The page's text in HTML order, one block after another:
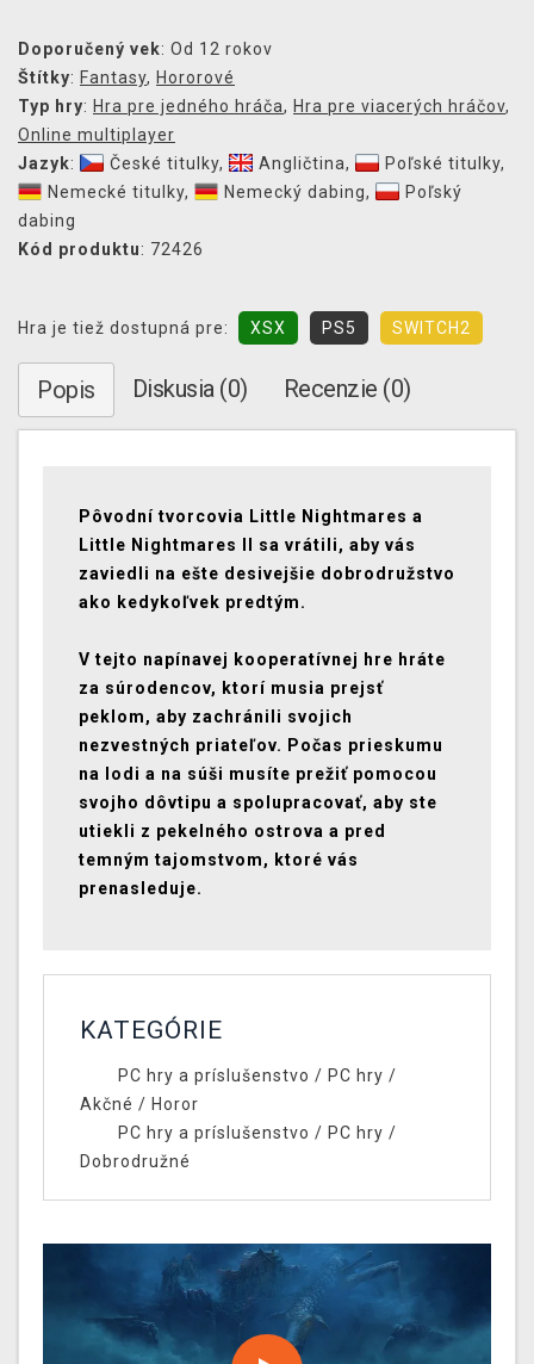
Doporučený vek: Od 12 rokov
Štítky: Fantasy, Hororové
Typ hry: Hra pre jedného hráča, Hra pre viacerých hráčov,
Online multiplayer
Jazyk: České titulky, Angličtina, Poľské titulky,
Nemecké titulky, Nemecký dabing,
Poľský
dabing
Kód produktu: 72426
Hra je tiež dostupná pre: XSX PS5 SWITCH2
Popis Diskusia (0) Recenzie (0)
Pôvodní tvorcovia Little Nightmares a
Little Nightmares II sa vrátili, aby vás
zaviedli na ešte desivejšie dobrodružstvo
ako kedykoľvek predtým.
V tejto napínavej kooperatívnej hre hráte
za súrodencov, ktorí musia prejsť
peklom, aby zachránili svojich
nezvestných priateľov. Počas prieskumu
na lodi a na súši musíte prežiť pomocou
svojho dôvtipu a spolupracovať, aby ste
utiekli z pekelného ostrova a pred
temným tajomstvom, ktoré vás
prenasleduje.
KATEGÓRIE
PC hry a príslušenstvo / PC hry /
Akčné / Horor
PC hry a príslušenstvo / PC hry /
Dobrodružné